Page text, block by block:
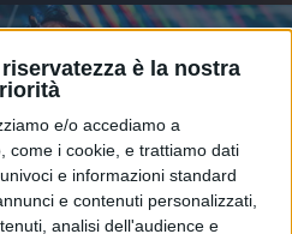
è la nostra
e/o accediamo a
come i cookie, e trattiamo dati
e informazioni standard
e contenuti personalizzati,
analisi dell'audience e